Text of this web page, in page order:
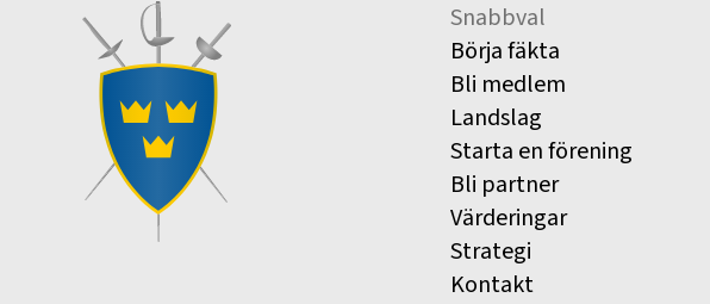
Snabbval
Börja fäkta
Bli medlem
Landslag
Starta en förening
Bli partner
Värderingar
Strategi
Kontakt